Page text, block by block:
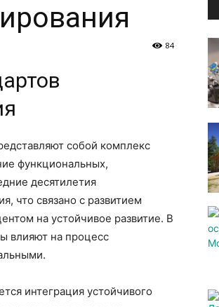
84
собой комплекс
функциональных,
десятилетия
что связано с развитием
на устойчивое развитие. В
влияют на процесс
интеграция устойчивого